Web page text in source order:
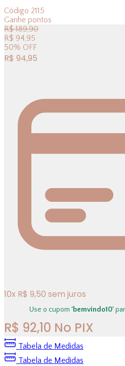
Código 2115
Ganhe pontos
R$189,90
R$ 94,95
50% OFF
R$ 94,95
10x R$ 9,50 sem juros
Use o cupom 'bemvindo10'
R$ 92,10 No PIX
Tabela de Medidas
Tabela de Medidas